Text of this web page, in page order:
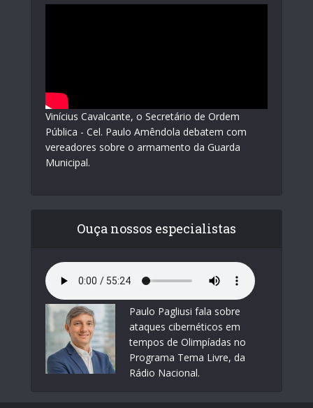
Vinícius Cavalcante, o Secretário de Ordem
Pública - Cel. Paulo Amêndola debatem com
vereadores sobre o armamento da Guarda
Municipal.
Ouça nossos especialistas
Paulo Pagliusi fala sobre
ataques cibernéticos em
tempos de Olimpíadas no
Programa Tema Livre, da
Rádio Nacional.